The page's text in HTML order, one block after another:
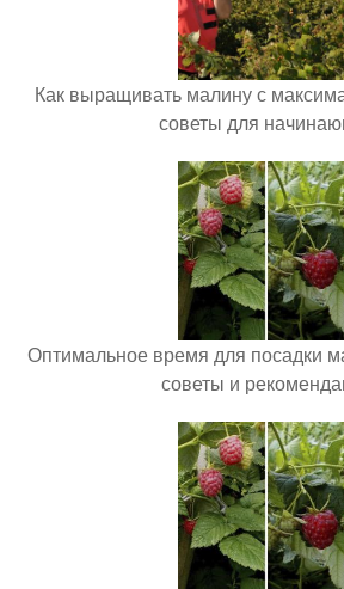
Как выращивать малину с
советы для
Оптимальное время для посадки
советы и